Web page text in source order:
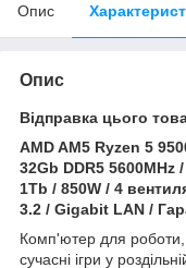
Опис
Опис
Відправка цього
AMD AM5 Ryzen 5
32Gb DDR5 5600MHz /
1Tb / 850W / 4
3.2 / Gigabit LAN /
Комп'ютер для роботи,
сучасні ігри у